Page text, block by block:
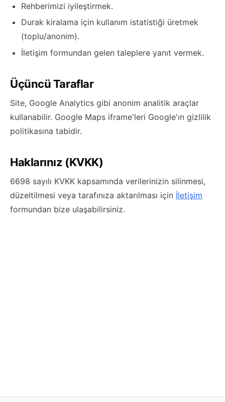
Rehberimizi iyileştirmek.
Durak kiralama için kullanım istatistiği üretmek
(toplu/anonim).
İletişim formundan gelen taleplere yanıt vermek.
Üçüncü Taraflar
Site, Google Analytics gibi anonim analitik araçlar
kullanabilir. Google Maps iframe'leri Google'ın gizlilik
politikasına tabidir.
Haklarınız (KVKK)
6698 sayılı KVKK kapsamında verilerinizin silinmesi,
düzeltilmesi veya tarafınıza aktarılması için İletişim
formundan bize ulaşabilirsiniz.